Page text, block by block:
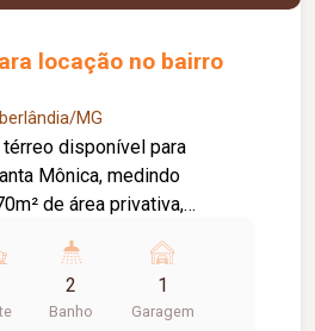
locação no bairro
MG
disponível para
Mônica, medindo
de área privativa,
torre quente, cooktop, e
com armários sendo 01
área externa com teto
2
Banho
1
Garagem